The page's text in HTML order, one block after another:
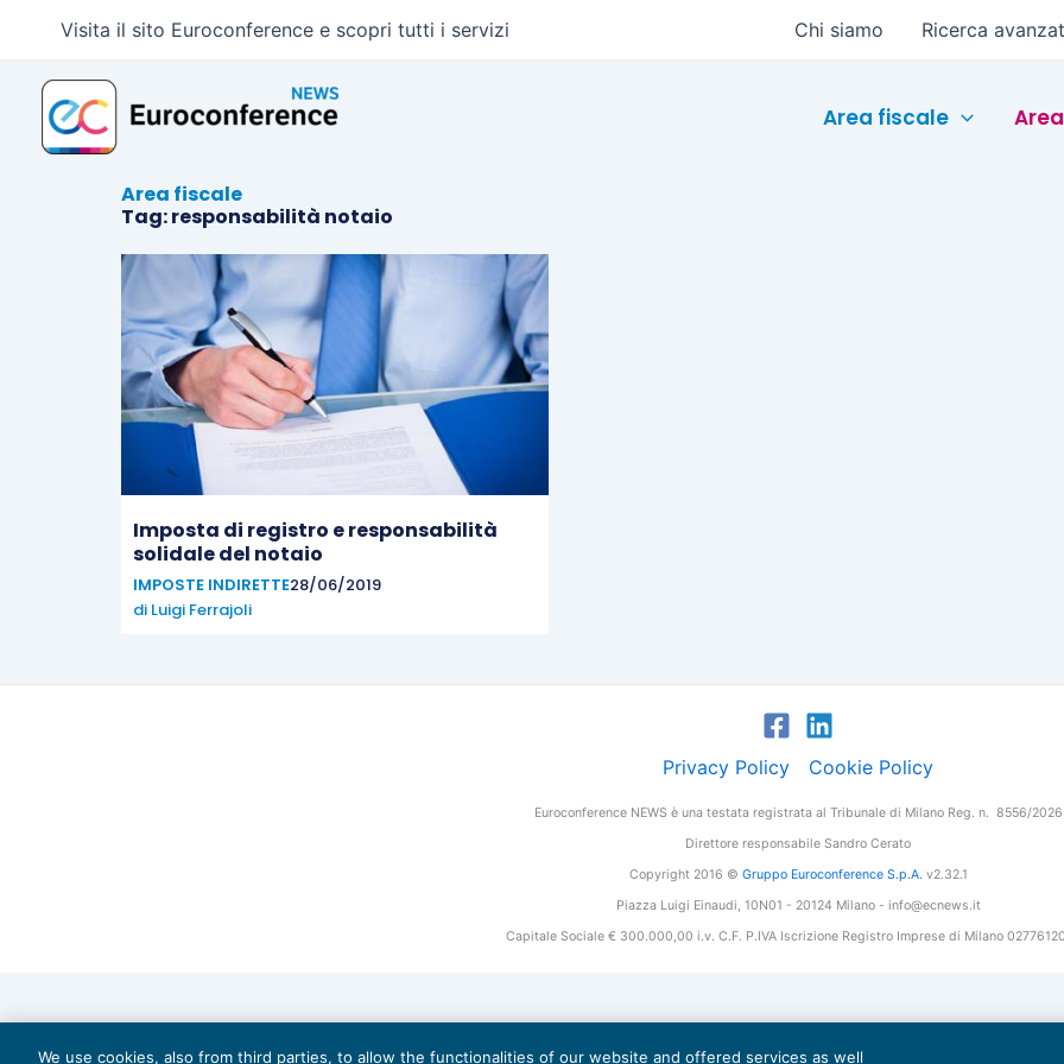
contenuto
Visita il sito Euroconference e scopri tutti i servizi Chi siamo Ricerca
Area fiscale
Area fiscale
Tag: responsabilità notaio
Imposta di registro e responsabilità
solidale del notaio
IMPOSTE INDIRETTE28/06/2019
di Luigi Ferrajoli
Privacy Policy Cookie Policy
Euroconference NEWS è una testata registrata al Tribunale di Milano Reg. n. 8556/2026
Direttore responsabile Sandro Cerato
Copyright 2016 © Gruppo Euroconference S.p.A. v2.32.1
Piazza Luigi Einaudi, 10N01 - 20124 Milano - info@ecnews.it
Capitale Sociale € 300.000,00 i.v. C.F. P.IVA Iscrizione Registro Imprese di Milano
We use cookies, also from third parties, to allow the functionalities of our website and offered services as well